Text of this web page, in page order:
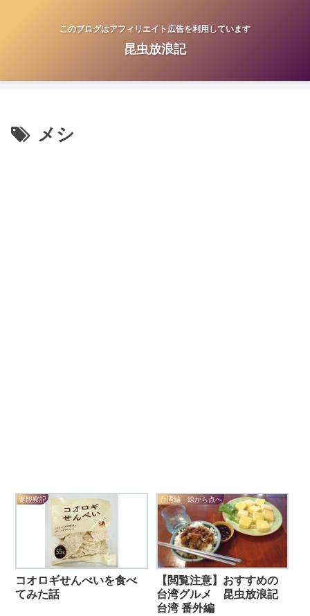
このブログはアフィリエイト広告を利用しています
昆虫放浪記
メシ
妻観察記
コオロギせんべいを食べ
てみた話
台湾編 線から点へ
【閲覧注意】おすすめの
台湾グルメ 昆虫放浪記
台湾 番外編